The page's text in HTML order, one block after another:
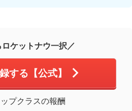
ケットナウ一択／
する【公式】
プクラスの報酬